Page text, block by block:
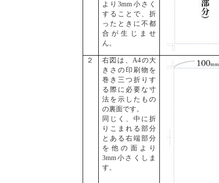
より3mm小さく
することで、折
ったときに不都
合が生じませ
ん。
２ 右図は、A4の大
きさの印刷物を
巻き三つ折りす
る際に必要な寸
法を示したもの
の裏面です。
同じく、中に折
りこまれる部分
とある右端部分
を他の面より
3mm小さくしま
す。